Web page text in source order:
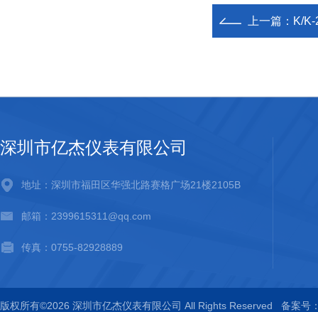
上一篇： K/
深圳市亿杰仪表有限公司
地址：深圳市福田区华强北路赛格广场21楼2105B
邮箱：2399615311@qq.com
传真：0755-82928889
版权所有©2026 深圳市亿杰仪表有限公司 All Rights Reserved 备案号